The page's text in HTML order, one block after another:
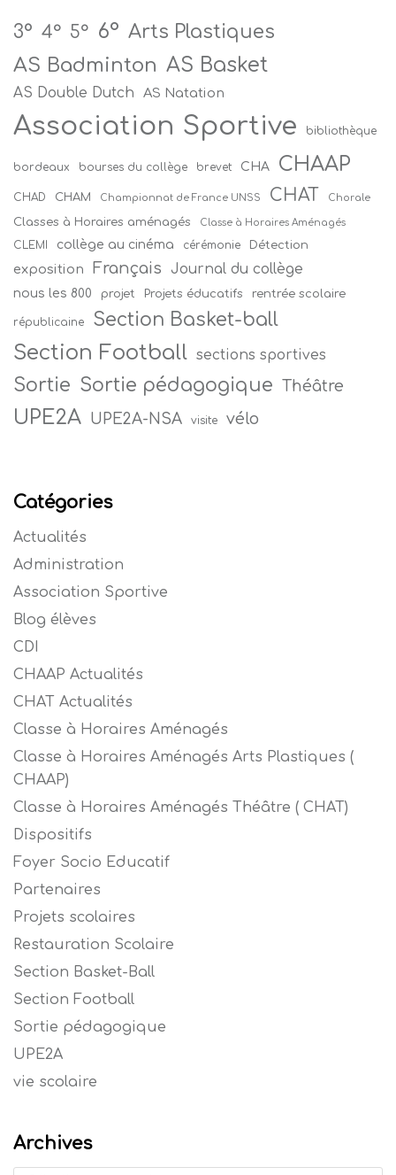
3° 4° 5° 6° Arts Plastiques
AS Badminton AS Basket
AS Double Dutch AS Natation
Association Sportive bibliothèque
bordeaux bourses du collège brevet CHA CHAAP
CHAD CHAM Championnat de France UNSS CHAT Chorale
Classes à Horaires aménagés Classe à Horaires Aménagés
CLEMI collège au cinéma cérémonie Détection
exposition Français Journal du collège
nous les 800 projet Projets éducatifs rentrée scolaire
républicaine Section Basket-ball
Section Football sections sportives
Sortie Sortie pédagogique Théâtre
UPE2A UPE2A-NSA visite vélo
Catégories
Actualités
Administration
Association Sportive
Blog élèves
CDI
CHAAP Actualités
CHAT Actualités
Classe à Horaires Aménagés
Classe à Horaires Aménagés Arts Plastiques (
CHAAP)
Classe à Horaires Aménagés Théâtre ( CHAT)
Dispositifs
Foyer Socio Educatif
Partenaires
Projets scolaires
Restauration Scolaire
Section Basket-Ball
Section Football
Sortie pédagogique
UPE2A
vie scolaire
Archives